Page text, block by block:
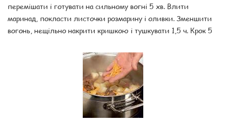
перемішати і готувати на сильному вогні 5 хв. Влити
маринад, покласти листочки розмарину і оливки. Зменшити
вогонь, нещільно накрити кришкою і тушкувати 1,5 ч. Крок 5